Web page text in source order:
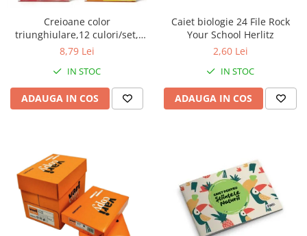
Creioane color
triunghiulare,12 culori/set,
YALONG
8,79 Lei
IN STOC
ADAUGA IN COS
Caiet biologie 24 File Rock
Your School Herlitz
2,60 Lei
IN STOC
ADAUGA IN COS